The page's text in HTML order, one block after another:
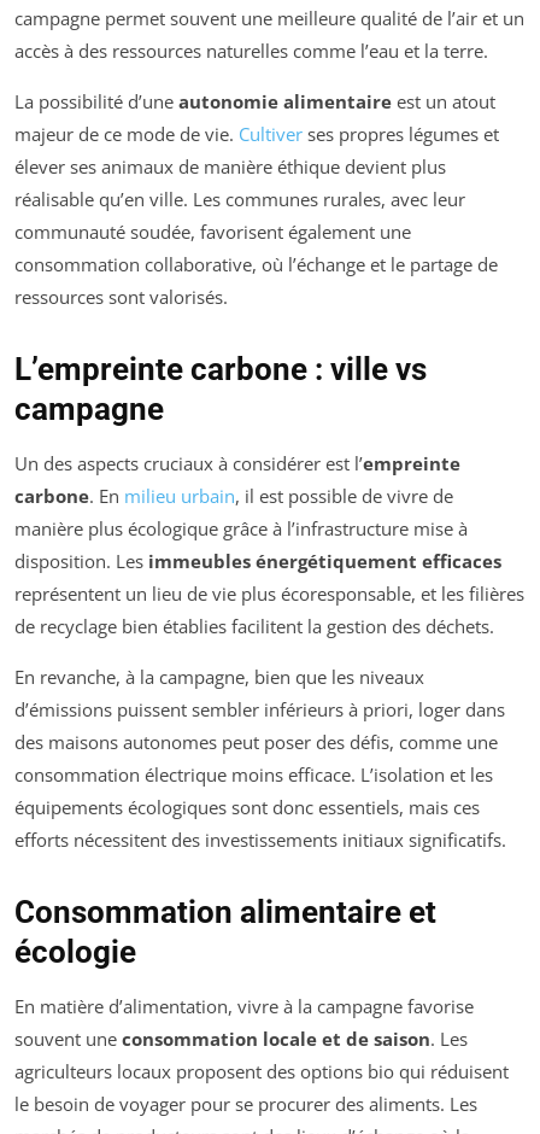
campagne permet souvent une meilleure qualité de l’air et un
accès à des ressources naturelles comme l’eau et la terre.
La possibilité d’une autonomie alimentaire est un atout
majeur de ce mode de vie. Cultiver ses propres légumes et
élever ses animaux de manière éthique devient plus
réalisable qu’en ville. Les communes rurales, avec leur
communauté soudée, favorisent également une
consommation collaborative, où l’échange et le partage de
ressources sont valorisés.
L’empreinte carbone : ville vs
campagne
Un des aspects cruciaux à considérer est l’empreinte
carbone. En milieu urbain, il est possible de vivre de
manière plus écologique grâce à l’infrastructure mise à
disposition. Les immeubles énergétiquement efficaces
représentent un lieu de vie plus écoresponsable, et les filières
de recyclage bien établies facilitent la gestion des déchets.
En revanche, à la campagne, bien que les niveaux
d’émissions puissent sembler inférieurs à priori, loger dans
des maisons autonomes peut poser des défis, comme une
consommation électrique moins efficace. L’isolation et les
équipements écologiques sont donc essentiels, mais ces
efforts nécessitent des investissements initiaux significatifs.
Consommation alimentaire et
écologie
En matière d’alimentation, vivre à la campagne favorise
souvent une consommation locale et de saison. Les
agriculteurs locaux proposent des options bio qui réduisent
le besoin de voyager pour se procurer des aliments. Les